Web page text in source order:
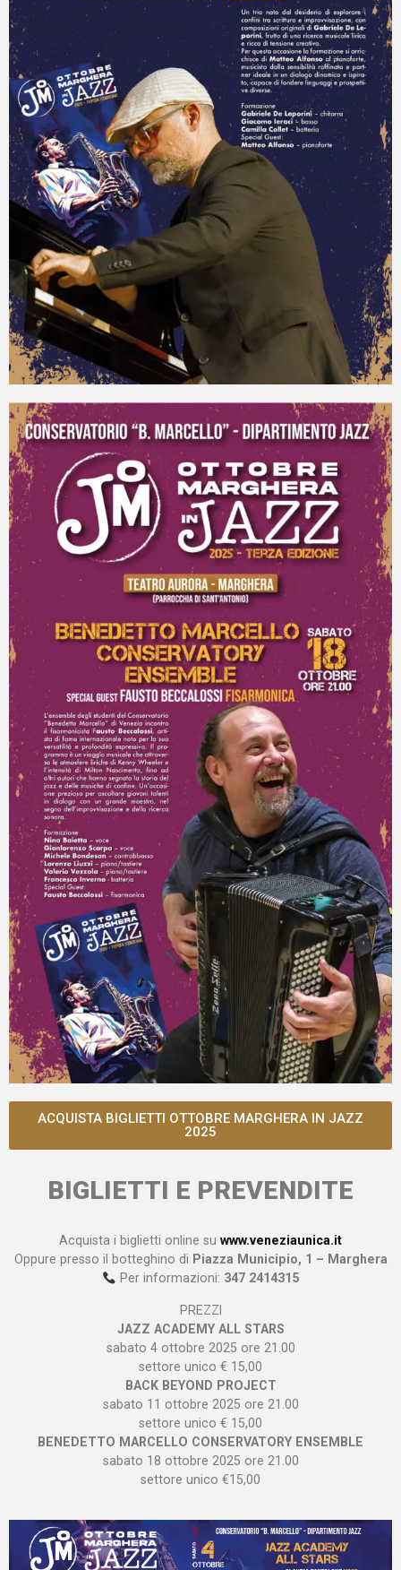
ACQUISTA BIGLIETTI OTTOBRE MARGHERA IN JAZZ
2025
BIGLIETTI E PREVENDITE
Acquista i biglietti online su www.veneziaunica.it
Oppure presso il botteghino di Piazza Municipio, 1 – Marghera
Per informazioni: 347 2414315
PREZZI
JAZZ ACADEMY ALL STARS
sabato 4 ottobre 2025 ore 21.00
settore unico € 15,00
BACK BEYOND PROJECT
sabato 11 ottobre 2025 ore 21.00
settore unico € 15,00
BENEDETTO MARCELLO CONSERVATORY ENSEMBLE
sabato 18 ottobre 2025 ore 21.00
settore unico €15,00